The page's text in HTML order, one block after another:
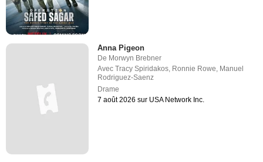
Anna Pigeon
De Morwyn Brebner
AvecTracy Spiridakos, Ronnie Rowe, Manuel
Rodriguez-Saenz
Drame
7 août 2026 sur USA Network Inc.